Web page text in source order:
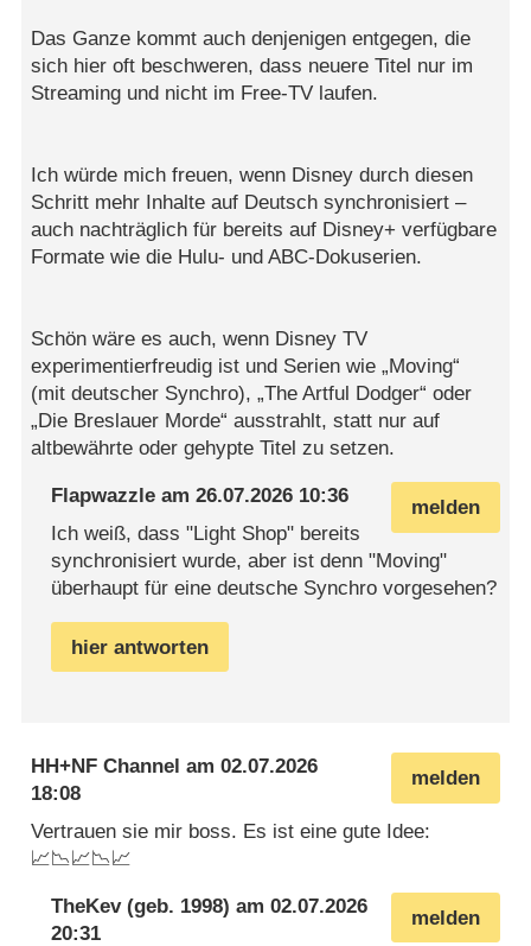
​Das Ganze kommt auch denjenigen entgegen, die
sich hier oft beschweren, dass neuere Titel nur im
Streaming und nicht im Free-TV laufen.
​Ich würde mich freuen, wenn Disney durch diesen
Schritt mehr Inhalte auf Deutsch synchronisiert –
auch nachträglich für bereits auf Disney+ verfügbare
Formate wie die Hulu- und ABC-Dokuserien.
​Schön wäre es auch, wenn Disney TV
experimentierfreudig ist und Serien wie „Moving“
(mit deutscher Synchro), „The Artful Dodger“ oder
„Die Breslauer Morde“ ausstrahlt, statt nur auf
altbewährte oder gehypte Titel zu setzen.
melden
Flapwazzle am26.07.2026 10:36
Ich weiß, dass "Light Shop" bereits
synchronisiert wurde, aber ist denn "Moving"
überhaupt für eine deutsche Synchro vorgesehen?
hier antworten
melden
HH+NF Channel am02.07.2026
18:08
Vertrauen sie mir boss. Es ist eine gute Idee:
📈📉📈📉📈
melden
TheKev(geb. 1998) am02.07.2026
20:31